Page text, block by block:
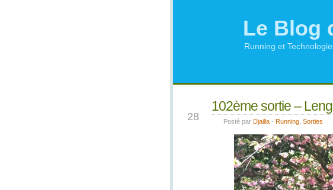
Le Blog
Running et
28
102ème sortie –
Posté par Djailla - Running Sorties